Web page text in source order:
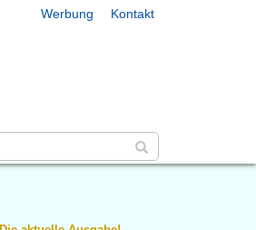
Werbung Kontakt